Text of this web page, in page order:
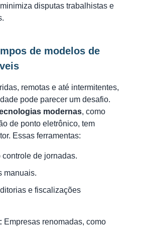
disputas trabalhistas e
de modelos de
remotas e até intermitentes,
pode parecer um desafio.
modernas, como
de ponto eletrônico, tem
Essas ferramentas:
de jornadas.
manuais.
e fiscalizações
Empresas renomadas, como